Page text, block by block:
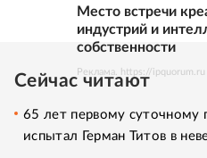
Место встречи
индустрий и
собственности
Реклама. https://ipquorum.ru
Сейчас читают
65 лет первому суточному
испытал Герман Титов в